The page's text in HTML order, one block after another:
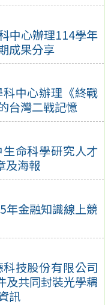
中心辦理114學年
成果分享
中心辦理《終戰
台灣二戰記憶
命科學研究人才
及海報
年金融知識線上競
技股份有限公司
及共同封裝光學耦
訊